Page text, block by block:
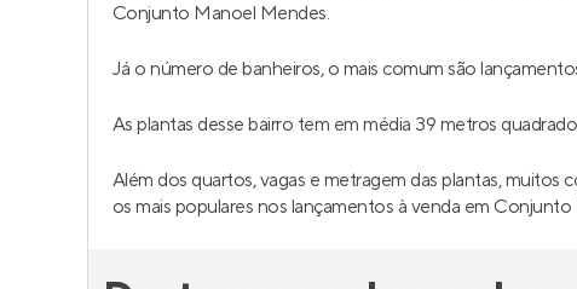
Conjunto Manoel Mendes.
Já o número de banheiros, o mais comum são
As plantas desse bairro tem em média 39 metros
Além dos quartos, vagas e metragem das plantas,
os mais populares nos lançamentos à venda em